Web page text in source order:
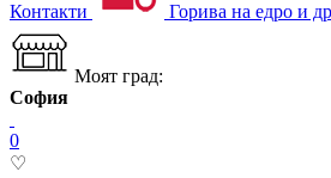
Контакти Горива на едро и
Моят град:
София
0
♡